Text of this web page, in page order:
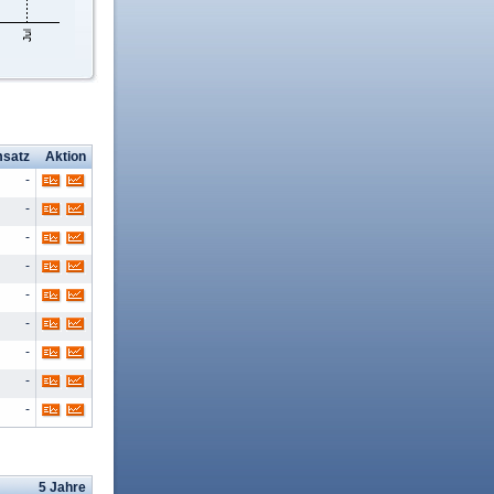
Aktion
-
-
-
-
-
-
-
-
-
5 Jahre